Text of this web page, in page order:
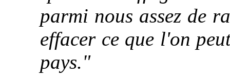
parmi nous assez de
effacer ce que l'on
pays."